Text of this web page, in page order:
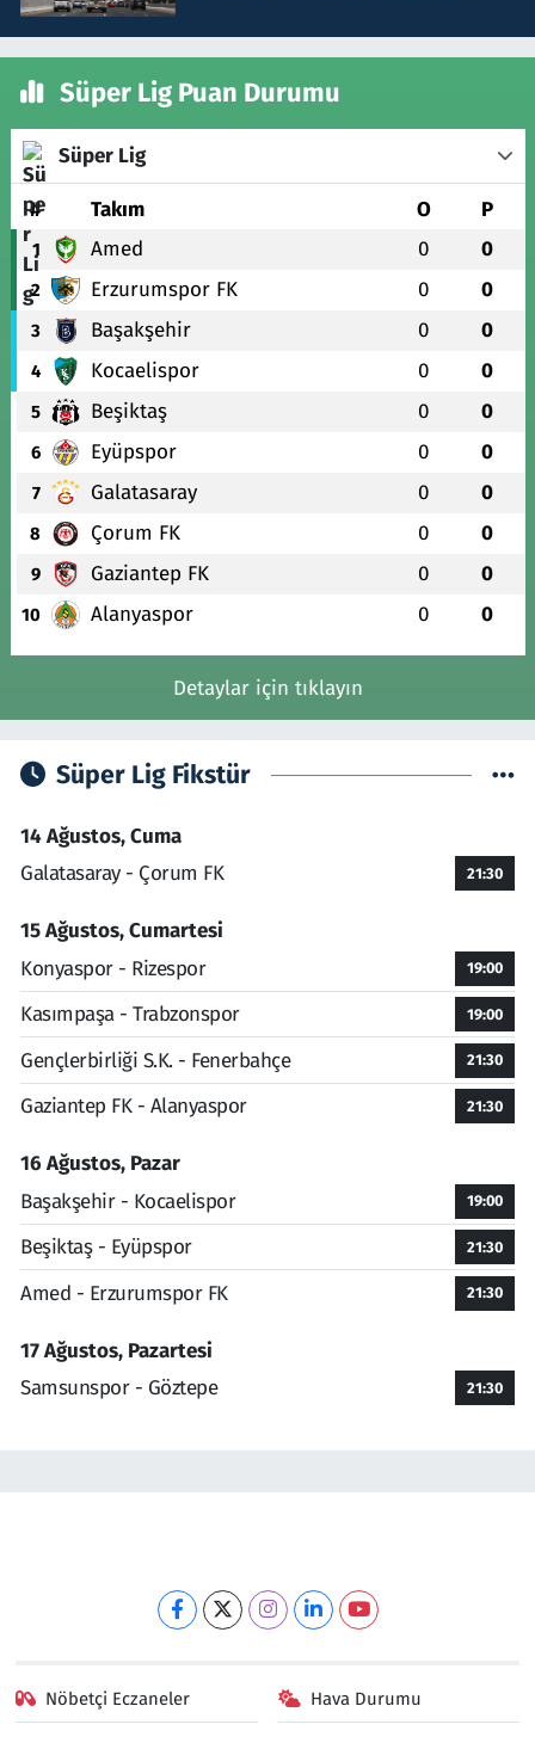
Süper Lig Puan Durumu
Süper Lig
# Takım O P
1 Amed 0 0
2 Erzurumspor FK 0 0
3 Başakşehir 0 0
4 Kocaelispor 0 0
5 Beşiktaş 0 0
6 Eyüpspor 0 0
7 Galatasaray 0 0
8 Çorum FK 0 0
9 Gaziantep FK 0 0
10 Alanyaspor 0 0
Detaylar için tıklayın
Süper Lig Fikstür
14 Ağustos, Cuma
Galatasaray - Çorum FK
21:30
15 Ağustos, Cumartesi
Konyaspor - Rizespor
19:00
Kasımpaşa - Trabzonspor 19:00
Gençlerbirliği S.K. - Fenerbahçe 21:30
Gaziantep FK - Alanyaspor 21:30
16 Ağustos, Pazar
Başakşehir - Kocaelispor
19:00
Beşiktaş - Eyüpspor 21:30
Amed - Erzurumspor FK 21:30
17 Ağustos, Pazartesi
Samsunspor - Göztepe
21:30
Nöbetçi Eczaneler Hava Durumu